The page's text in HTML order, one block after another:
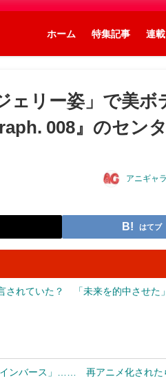
ホーム 特集記事 連載
ェリー姿」で美ボ
008』のセン
アニギャ
はてブ
されていた？ 「未来を的中させた
インバース」…… 再アニメ化された